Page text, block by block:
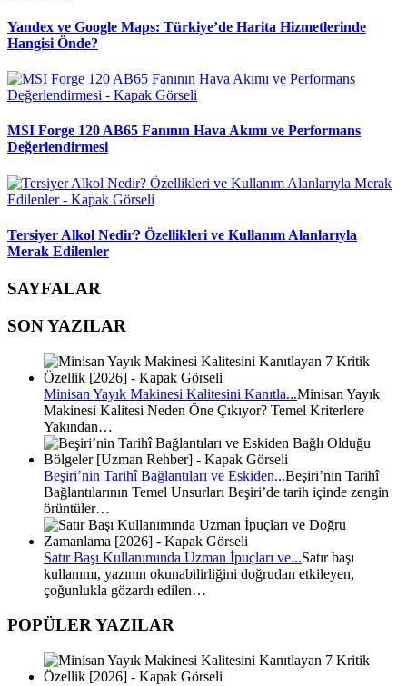
Yandex ve Google Maps: Türkiye’de Harita Hizmetlerinde
Hangisi Önde?
MSI Forge 120 AB65 Fanının Hava Akımı ve Performans
Değerlendirmesi
Tersiyer Alkol Nedir? Özellikleri ve Kullanım Alanlarıyla
Merak Edilenler
SAYFALAR
SON YAZILAR
Minisan Yayık Makinesi Kalitesini Kanıtla...Minisan Yayık
Makinesi Kalitesi Neden Öne Çıkıyor? Temel Kriterlere
Yakından…
Beşiri’nin Tarihî Bağlantıları ve Eskiden...Beşiri’nin Tarihî
Bağlantılarının Temel Unsurları Beşiri’de tarih içinde zengin
örüntüler…
Satır Başı Kullanımında Uzman İpuçları ve...Satır başı
kullanımı, yazının okunabilirliğini doğrudan etkileyen,
çoğunlukla gözardı edilen…
POPÜLER YAZILAR